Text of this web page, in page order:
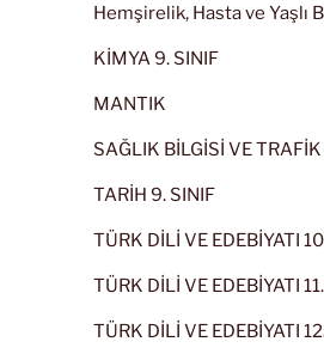
Hemşirelik, Hasta ve Yaşlı
KİMYA 9. SINIF
MANTIK
SAĞLIK BİLGİSİ VE
TARİH 9. SINIF
TÜRK DİLİ VE EDEBİYATI
TÜRK DİLİ VE EDEBİYATI
TÜRK DİLİ VE EDEBİYATI